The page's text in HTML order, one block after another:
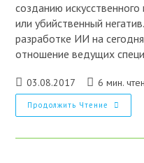
созданию
или убийственный
разработке ИИ на
отношение ведущих
Запись
опубликована:
03.08.2017
Время
чтения:
6 мин.
Продолжить Чтение
Что